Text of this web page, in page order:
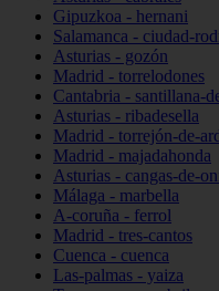
Gipuzkoa - hernani
Salamanca - ciudad-
Asturias - gozón
Madrid - torrelodones
Cantabria - santillana-
Asturias - ribadesella
Madrid - torrejón-de-
Madrid - majadahonda
Asturias - cangas-de-
Málaga - marbella
A-coruña - ferrol
Madrid - tres-cantos
Cuenca - cuenca
Las-palmas - yaiza